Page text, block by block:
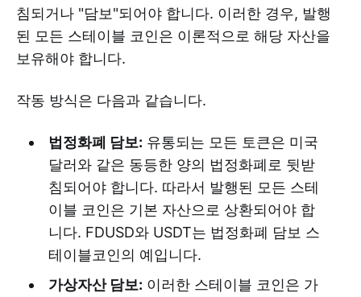
침되거나 "담보"되어야 합니다. 이러한 경우, 발행
된 모든 스테이블 코인은 이론적으로 해당 자산을
보유해야 합니다.
작동 방식은 다음과 같습니다.
법정화폐 담보: 유통되는 모든 토큰은 미국
달러와 같은 동등한 양의 법정화폐로 뒷받
침되어야 합니다. 따라서 발행된 모든 스테
이블 코인은 기본 자산으로 상환되어야 합
니다. FDUSD와 USDT는 법정화폐 담보 스
테이블코인의 예입니다.
가상자산 담보: 이러한 스테이블 코인은 가